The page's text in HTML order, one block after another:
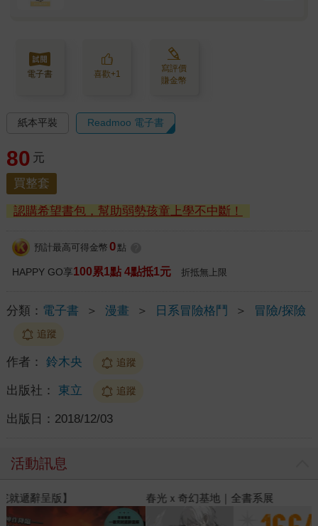
電子書 喜歡+1
寫評價
賺金幣
紙本平裝 Readmoo 電子書
80 元
買整套
認購希望書包，幫助弱勢孩童上學不中斷！
預計最高可得金幣 0 點
HAPPY GO享100累1點 4點抵1元 折抵無上限
分類： 電子書 ＞ 漫畫 ＞ 日系冒險格鬥 ＞ 冒險/探險
追蹤
作者： 鈴木央 追蹤
出版社： 東立 追蹤
出版日： 2018/12/03
活動訊息
春光ｘ奇幻基地｜全書系展